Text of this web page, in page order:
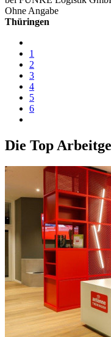
Ohne Angabe
Thüringen
1
2
3
4
5
6
Die Top